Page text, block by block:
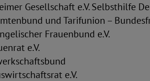
Gesellschaft e.V. Selbsthilfe
und Tarifunion –
Frauenbund e.V.
e.V.
e.V.